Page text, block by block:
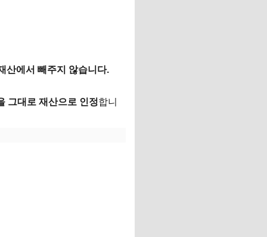
산에서 빼주지 않습니다.
그대로 재산으로 인정합니